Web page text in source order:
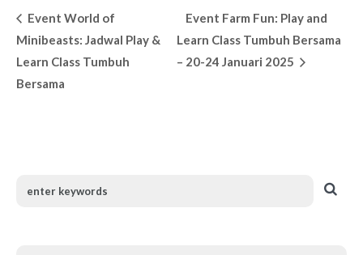
Event World of
Minibeasts: Jadwal Play &
Learn Class Tumbuh
Bersama
Event Farm Fun: Play and
Learn Class Tumbuh Bersama
– 20-24 Januari 2025